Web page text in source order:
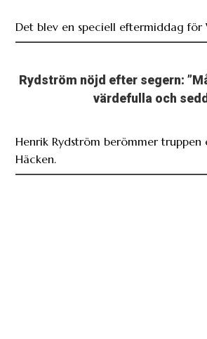
Det blev en speciell eftermiddag för
Rydström nöjd efter segern:
värdefulla och
Henrik Rydström berömmer
Häcken.